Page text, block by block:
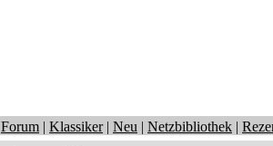
Forum | Klassiker| Neu | Netzbibliothek |